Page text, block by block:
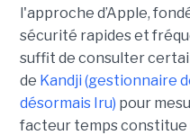
l'approche d’Apple,
sécurité rapides et
suffit de consulter
de Kandji (gestionnaire
désormais Iru) pour
facteur temps constitue